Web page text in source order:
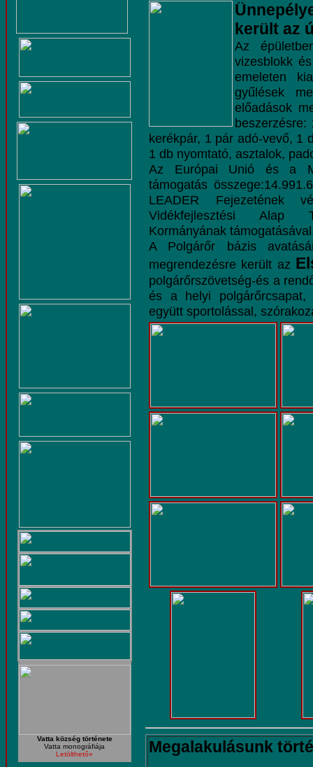
Vatta község története
Vatta monográfiája
Letölthető»
került az
Az
vizesblokk
emeleten
gyűlések
előadások
kerékpár, 1 pár adó-vevő, 1
1 db nyomtató, asztalok,
Az Európai Unió és a
támogatás
LEADER Fejezetének
Vidékfejlesztési Alap
Kormányának
A Polgárőr bázis
megrendezésre került az
polgárőrszövetség-és a
és a helyi
együtt sportolással,
Megalakulásunk